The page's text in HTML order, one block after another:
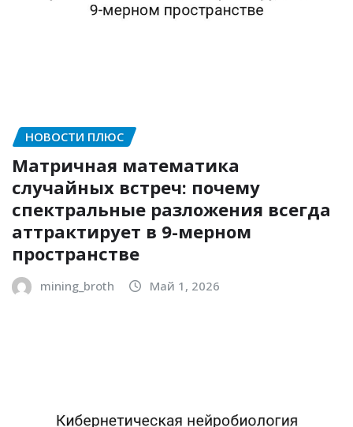
НОВОСТИ ПЛЮС
Матричная математика
случайных встреч: почему
спектральные разложения всегда
аттрактирует в 9-мерном
пространстве
mining_broth Май 1, 2026